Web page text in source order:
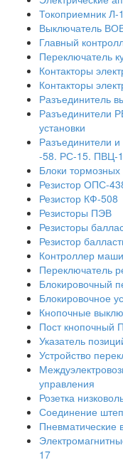
Токоприемник
Выключатель
Главный
Переключатель
Контакторы
Контакторы
Разъединитель
Разъединители
установки
Разъединители
-58. РС-15. ПВЦ-
Блоки
Резистор ОПС-
Резистор КФ-508
Резисторы ПЭВ
Резисторы
Резистор
Контроллер
Переключатель
Блокировочный
Блокировочное
Кнопочные
Пост кнопочный
Указатель
Устройство
управления
Розетка
Соединение
Пневматические
17